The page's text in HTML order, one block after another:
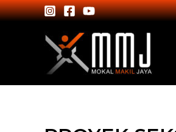
Lewati
ke
Post
navigation